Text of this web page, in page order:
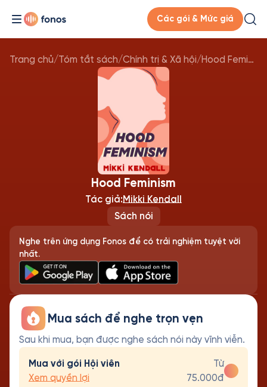
Các gói & Mức giá
Trang chủ/Tóm tắt sách/Chính trị & Xã hội/ Hood Feminism
Sách nói
Hood Feminism
Tác giả:Mikki Kendall
Nghe trên ứng dụng Fonos để có trải nghiệm tuyệt vời
nhất.
Mua sách để nghe trọn vẹn
Sau khi mua, bạn được nghe sách nói này vĩnh viễn.
Mua với gói Hội viên
Xem quyền lợi
Từ
75.000đ